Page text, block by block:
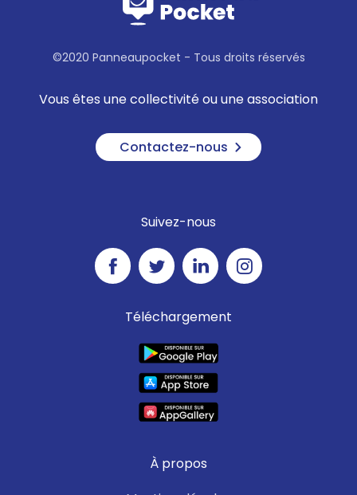
©2020 Panneaupocket - Tous droits réservés
Vous êtes une collectivité ou une association
Contactez-nous
Suivez-nous
Téléchargement
À propos